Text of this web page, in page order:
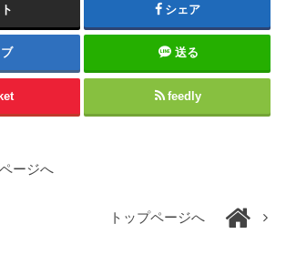
シェア
送る
feedly
ージへ
トップページへ